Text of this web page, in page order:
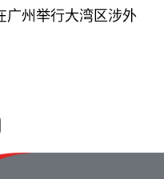
广州举行大湾区涉外